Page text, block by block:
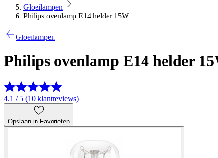
Gloeilampen
Philips ovenlamp E14 helder 15W
Gloeilampen
Philips ovenlamp E14 helder
4.1 / 5 (10 klantreviews)
Opslaan in Favorieten